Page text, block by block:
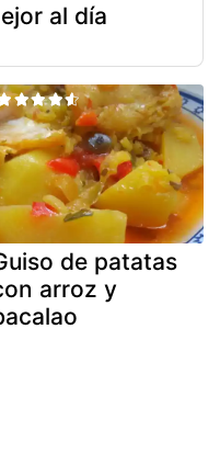
al día
de patatas
arroz y